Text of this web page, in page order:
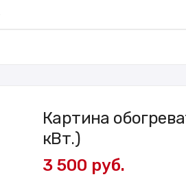
Картина
кВт.)
3 500 руб.